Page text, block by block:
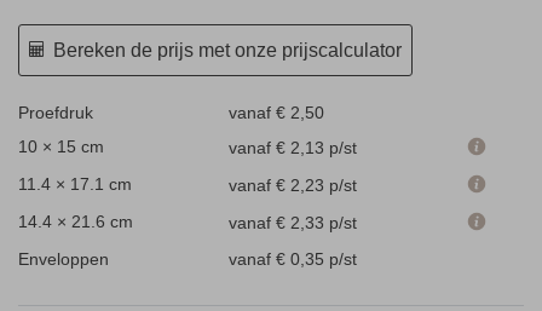
Bereken de prijs met onze prijscalculator
Proefdruk
vanaf € 2,50
10 × 15 cm
vanaf € 2,13 p/st
11.4 × 17.1 cm
vanaf € 2,23 p/st
14.4 × 21.6 cm
vanaf € 2,33 p/st
Enveloppen
vanaf € 0,35 p/st